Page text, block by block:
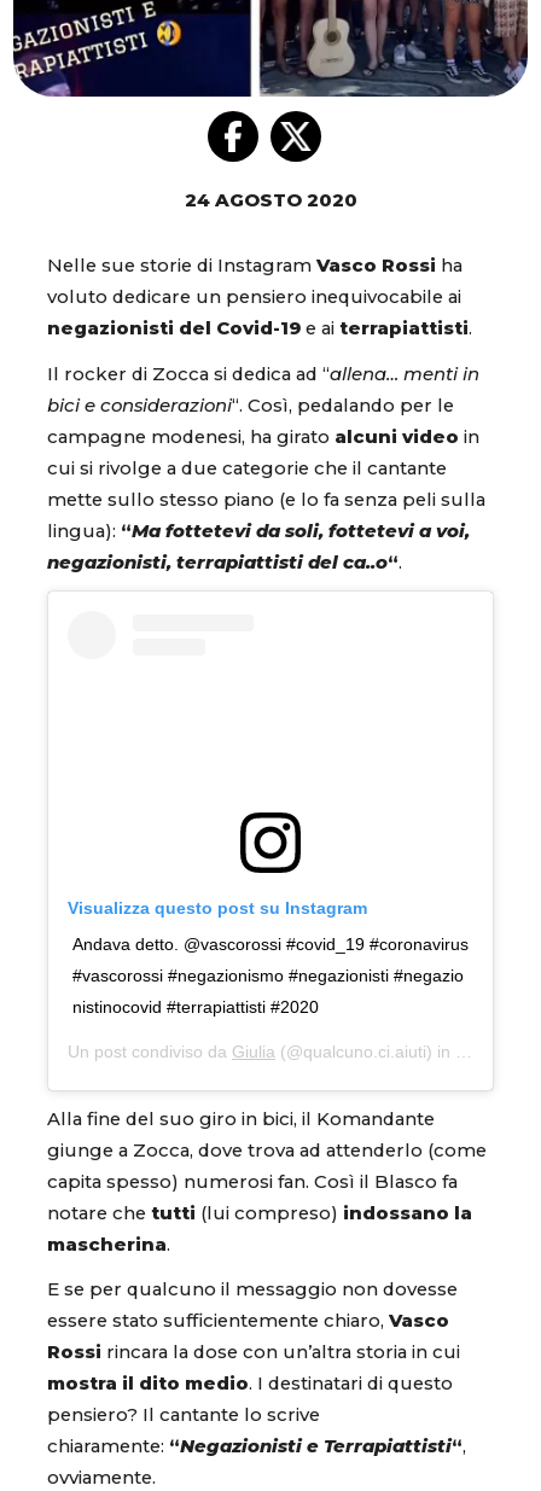
24 AGOSTO 2020
Nelle sue storie di Instagram Vasco Rossi ha
voluto dedicare un pensiero inequivocabile ai
negazionisti del Covid-19 e ai terrapiattisti.
Il rocker di Zocca si dedica ad “allena… menti in
bici e considerazioni“. Così, pedalando per le
campagne modenesi, ha girato alcuni video in
cui si rivolge a due categorie che il cantante
mette sullo stesso piano (e lo fa senza peli sulla
lingua): “Ma fottetevi da soli, fottetevi a voi,
negazionisti, terrapiattisti del ca..o“.
Visualizza questo post su Instagram
Andava detto. @vascorossi #covid_19 #coronavirus
#vascorossi #negazionismo #negazionisti #negazio
nistinocovid #terrapiattisti #2020
Un post condiviso da Giulia (@qualcuno.ci.aiuti) in data:
Alla fine del suo giro in bici, il Komandante
giunge a Zocca, dove trova ad attenderlo (come
capita spesso) numerosi fan. Così il Blasco fa
notare che tutti (lui compreso) indossano la
mascherina.
E se per qualcuno il messaggio non dovesse
essere stato sufficientemente chiaro, Vasco
Rossi rincara la dose con un’altra storia in cui
mostra il dito medio. I destinatari di questo
pensiero? Il cantante lo scrive
chiaramente: “Negazionisti e Terrapiattisti“,
ovviamente.